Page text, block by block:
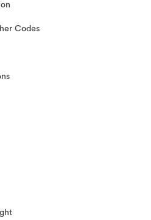
Codes